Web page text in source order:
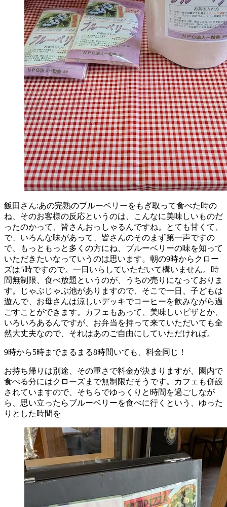
飯田さん:あの完熟のブルーベリーをもぎ取って食べた時の
ね、そのお客様の反応というのは、こんなに美味しいものだ
ったのかって、皆さんおっしゃるんですね。とても甘くて、
で、いろんな味があって、皆さんのそのまず第一声ですの
で、もっともっと多くの方にね、ブルーベリーの味を知って
いただきたいなっていうのは思います。朝の9時からクロー
ズは5時ですので。一日いらしていただいて構いません。時
間無制限、食べ放題というのが、うちの売りになっておりま
す。じゃぶじゃぶ池がありますので、そこで一日、子どもは
遊んで、お母さんは涼しいデッキでコーヒーを飲みながら過
ごすことができます。カフェもあって、美味しいピザとか、
いろいろあるんですが、お弁当を持って来ていただいても全
然大丈夫なので、それはあのご自由にしていただければ。
9時から5時までまるまる8時間いても、料金同じ！
お持ち帰りは別途、その重さで料金が決まりますが、園内で
食べる分にはクローズまで無制限だそうです。カフェも併設
されていますので、そちらでゆっくりと時間を過ごしなが
ら、思い立ったらブルーベリーを食べに行くという、ゆった
りとした時間を